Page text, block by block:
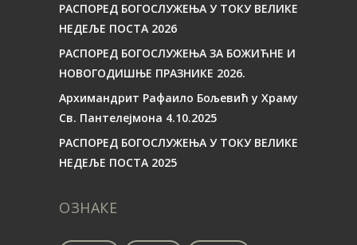
РАСПОРЕД БОГОСЛУЖЕЊА У ТОКУ ВЕЛИКЕ
НЕДЕЉЕ ПОСТА 2026
РАСПОРЕД БОГОСЛУЖЕЊА ЗА БОЖИЋНЕ И
НОВОГОДИШЊЕ ПРАЗНИКЕ 2026.
Архимандрит Рафаило Бољевић у Храму
Св. Пантелејмона 4.10.2025
РАСПОРЕД БОГОСЛУЖЕЊА У ТОКУ ВЕЛИКЕ
НЕДЕЉЕ ПОСТА 2025
ОЗНАКЕ